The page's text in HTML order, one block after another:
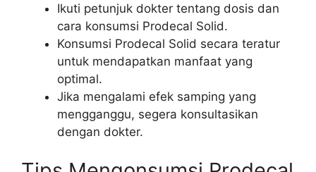
Ikuti petunjuk dokter tentang dosis dan
cara konsumsi Prodecal Solid.
Konsumsi Prodecal Solid secara teratur
untuk mendapatkan manfaat yang
optimal.
Jika mengalami efek samping yang
mengganggu, segera konsultasikan
dengan dokter.